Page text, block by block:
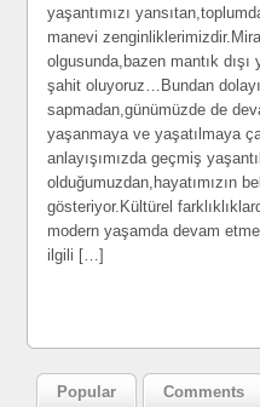
yaşantımızı
manevi
olgusunda,bazen mantık dışı
şahit oluyoruz…Bundan
sapmadan,günümüzde de
yaşanmaya ve yaşatılmaya
anlayışımızda geçmiş
olduğumuzdan,hayatımızın
gösteriyor.Kültürel
modern yaşamda devam
ilgili […]
Popular Comments